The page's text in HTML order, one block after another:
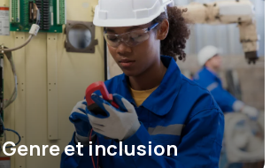
Genre et inclusion